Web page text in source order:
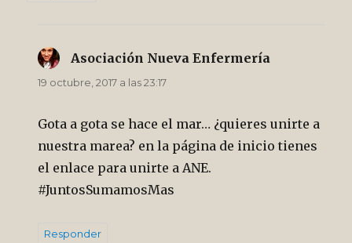
Asociación Nueva Enfermería
19 octubre, 2017 a las 23:17
Gota a gota se hace el mar… ¿quieres unirte a
nuestra marea? en la página de inicio tienes
el enlace para unirte a ANE.
#JuntosSumamosMas
Responder